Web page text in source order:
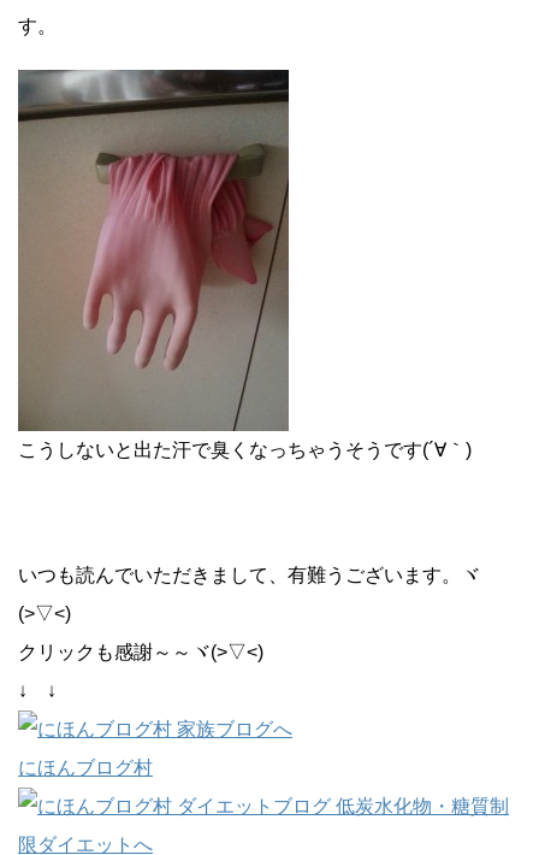
す。
こうしないと出た汗で臭くなっちゃうそうです(´∀｀)
いつも読んでいただきまして、有難うございます。ヾ
(>▽<)
クリックも感謝～～ヾ(>▽<)
↓ ↓
にほんブログ村